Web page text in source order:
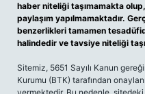
haber niteliği taşımamakta
paylaşım yapılmamaktadır.
benzerlikleri tamamen
halindedir ve tavsiye niteliği
Sitemiz, 5651 Sayılı Kanun
Kurumu (BTK) tarafından